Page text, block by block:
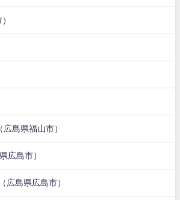
島県福山市）
広島市）
広島県広島市）